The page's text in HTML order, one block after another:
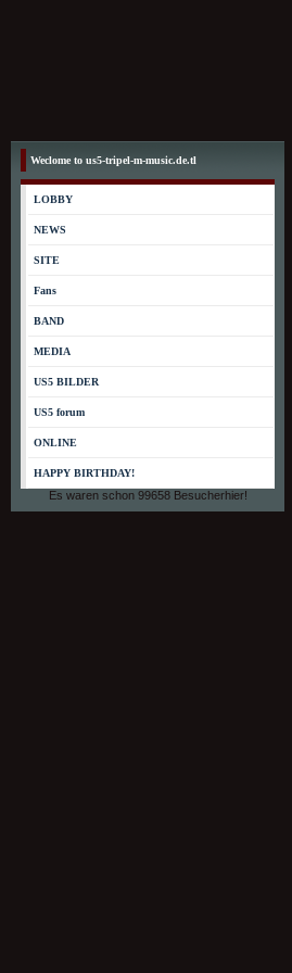
Weclome to us5-tripel-m-music.de.tl
LOBBY
NEWS
SITE
Fans
BAND
MEDIA
US5 BILDER
US5 forum
ONLINE
HAPPY BIRTHDAY! ­
Es waren schon 99658 Besucherhier!